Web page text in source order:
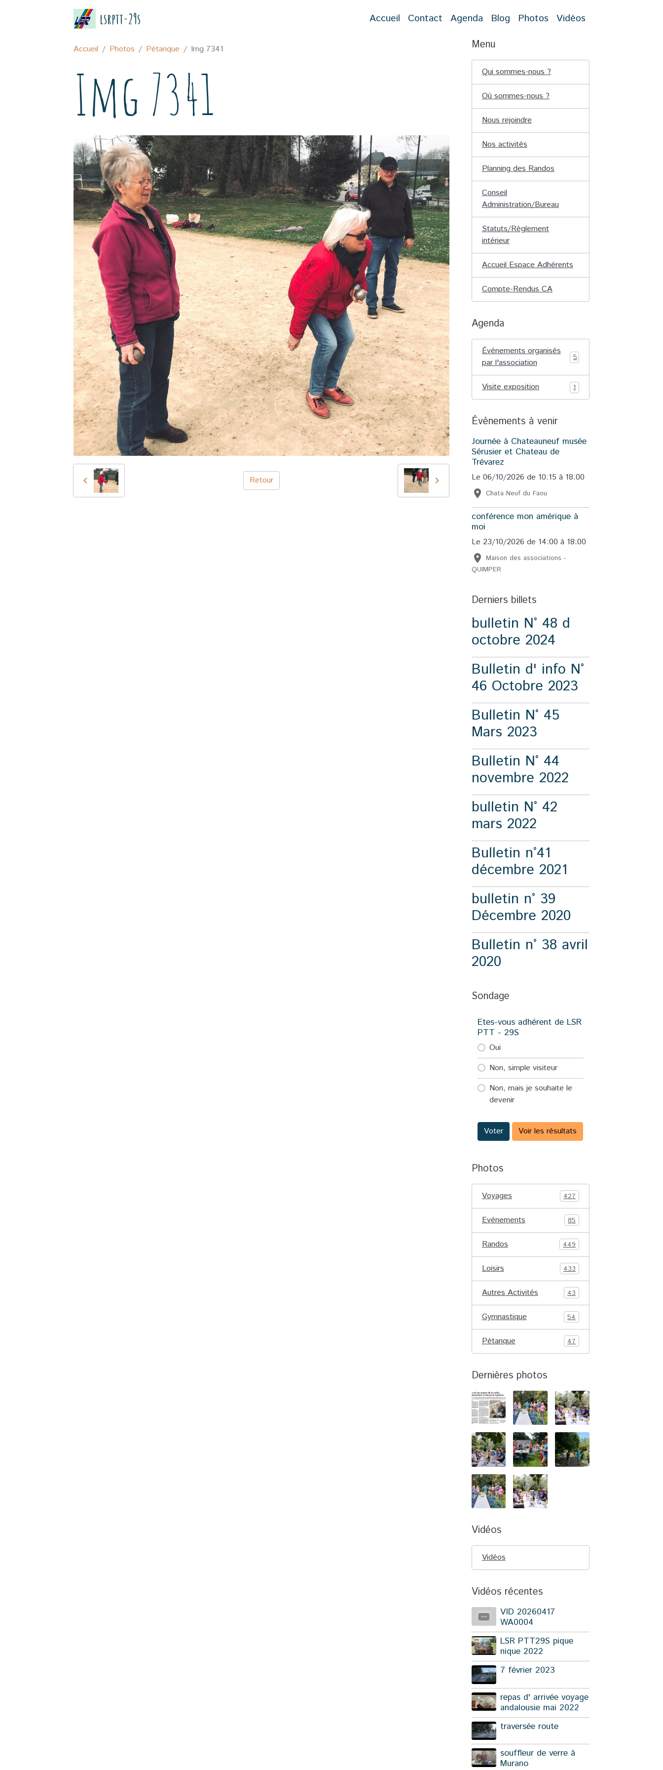
lsrptt-29s Accueil Contact Agenda Blog Photos Vidéos
Accueil Photos Pétanque Img 7341
Img 7341
Retour
Menu
Qui sommes-nous ?
Où sommes-nous ?
Nous rejoindre
Nos activités
Planning des Randos
Conseil
Administration/Bureau
Statuts/Règlement
intérieur
Accueil Espace Adhérents
Compte-Rendus CA
Agenda
Événements organisés
par l'association
5
Visite exposition 1
Évènements à venir
Journée à Chateauneuf musée
Sérusier et Chateau de
Trévarez
Le 06/10/2026 de 10:15 à 18:00
Chata Neuf du Faou
conférence mon amérique à
moi
Le 23/10/2026 de 14:00 à 18:00
Maison des associations -
QUIMPER
Derniers billets
bulletin N° 48 d
octobre 2024
Bulletin d' info N°
46 Octobre 2023
Bulletin N° 45
Mars 2023
Bulletin N° 44
novembre 2022
bulletin N° 42
mars 2022
Bulletin n°41
décembre 2021
bulletin n° 39
Décembre 2020
Bulletin n° 38 avril
2020
Sondage
Etes-vous adhérent de LSR
PTT - 29S
Oui
Non, simple visiteur
Non, mais je souhaite le
devenir
Voter Voir les résultats
Photos
Voyages 427
Evénements 85
Randos 449
Loisirs 433
Autres Activités 43
Gymnastique 54
Pétanque 47
Dernières photos
Vidéos
Vidéos
Vidéos récentes
VID 20260417
WA0004
LSR PTT29S pique
nique 2022
7 février 2023
repas d' arrivée voyage
andalousie mai 2022
traversée route
souffleur de verre à
Murano